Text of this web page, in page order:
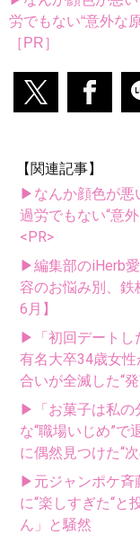
労でもない“意外な
［PR］
【関連記事】
▶なんか顔色が悪
過労でもない“意
<PR>
▶編集部のiHerb
容のお悩み別、
6月】
▶「初回デートし
有名大卒34歳女
合いが全滅した“
▶「お菓子は私の
な“職場いじめ”で
に偶然見つけた“
▶元ジャンポケ斉
に“楽しすぎた“と
ん」と騒然